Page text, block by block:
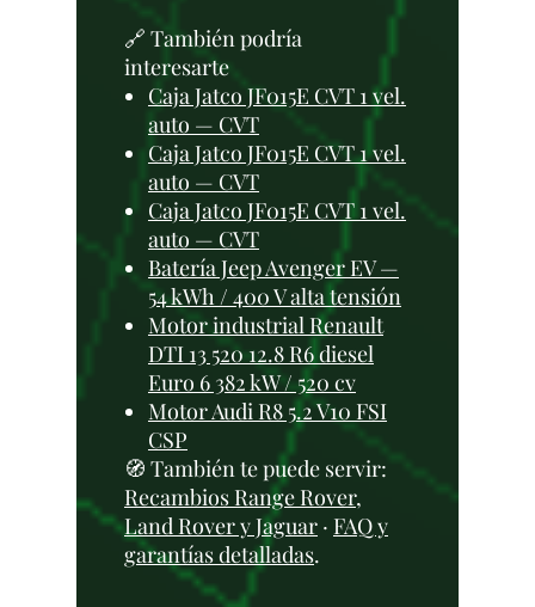
🔗 También podría
interesarte
Caja Jatco JF015E CVT 1 vel.
auto — CVT
Caja Jatco JF015E CVT 1 vel.
auto — CVT
Caja Jatco JF015E CVT 1 vel.
auto — CVT
Batería Jeep Avenger EV —
54 kWh / 400 V alta tensión
Motor industrial Renault
DTI 13 520 12.8 R6 diesel
Euro 6 382 kW / 520 cv
Motor Audi R8 5.2 V10 FSI
CSP
🧭 También te puede servir:
Recambios Range Rover,
Land Rover y Jaguar · FAQ y
garantías detalladas.